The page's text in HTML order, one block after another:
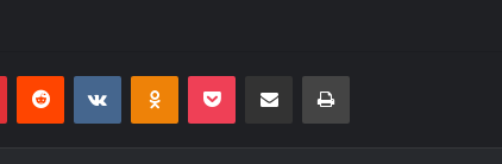
PinterestReddit VKontakteOdnoklassniki
Pocket Share via Email Print